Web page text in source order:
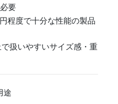
要
程度で十分な性能の製品
扱いやすいサイズ感・重
途